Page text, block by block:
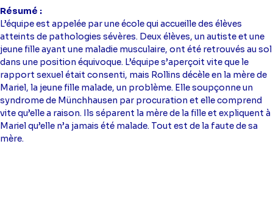
Résumé
L’équipe est appelée par une école qui accueille des élèves
atteints de pathologies sévères. Deux élèves, un autiste et une
jeune fille ayant une maladie musculaire, ont été retrouvés au sol
dans une position équivoque. L’équipe s’aperçoit vite que le
rapport sexuel était consenti, mais Rollins décèle en la mère de
Mariel, la jeune fille malade, un problème. Elle soupçonne un
syndrome de Münchhausen par procuration et elle comprend
vite qu’elle a raison. Ils séparent la mère de la fille et expliquent à
Mariel qu’elle n’a jamais été malade. Tout est de la faute de sa
mère.